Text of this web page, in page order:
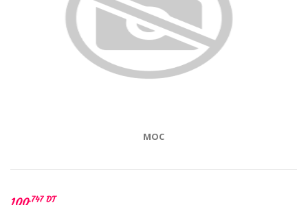
MOC
100.747 DT